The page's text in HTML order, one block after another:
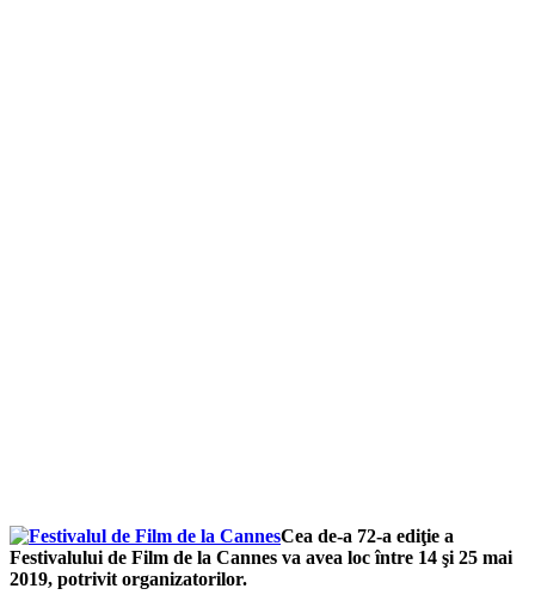
Cea de-a 72-a ediţie a
Festivalului de Film de la Cannes va avea loc între 14 şi 25 mai
2019, potrivit organizatorilor.